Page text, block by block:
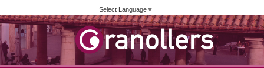
Vés
al
contingut
Select Language▼